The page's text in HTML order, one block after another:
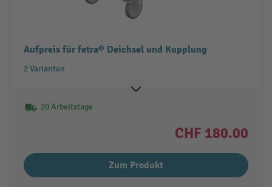
Aufpreis für fetra® Deichsel und Kupplung
2 Varianten
20 Arbeitstage
CHF 180.00
Zum Produkt